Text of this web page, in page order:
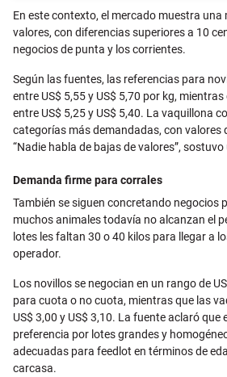
En este contexto, el mercado muestra
valores, con diferencias superiores a 10
negocios de punta y los corrientes.
Según las fuentes, las referencias para
entre US$ 5,55 y US$ 5,70 por kg,
entre US$ 5,25 y US$ 5,40. La vaquillona
categorías más demandadas, con valores
“Nadie habla de bajas de valores”,
Demanda firme para corrales
También se siguen concretando negocios
muchos animales todavía no alcanzan el
lotes les faltan 30 o 40 kilos para llegar a
operador.
Los novillos se negocian en un rango de
para cuota o no cuota, mientras que las
US$ 3,00 y US$ 3,10. La fuente aclaró que
preferencia por lotes grandes y
adecuadas para feedlot en términos de
carcasa.